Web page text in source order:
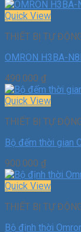
Quick View
THIẾT BỊ TỰ
OMRON H3BA-
490.000 ₫
Quick View
THIẾT BỊ TỰ
Bộ đếm thời gian
900.000 ₫
Quick View
THIẾT BỊ TỰ
Bộ định thời